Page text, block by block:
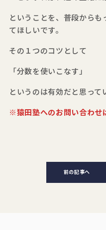
ということを、普段から
てほしいです。
その１つのコツとして
「分数を使いこなす」
というのは有効だと思って
※猿田塾へのお問い合わせ
前の記事へ